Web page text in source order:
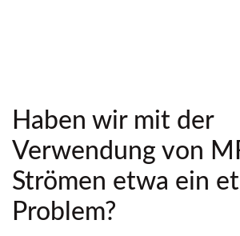
Haben wir mit der
Verwendung von
Strömen etwa ein
Problem?